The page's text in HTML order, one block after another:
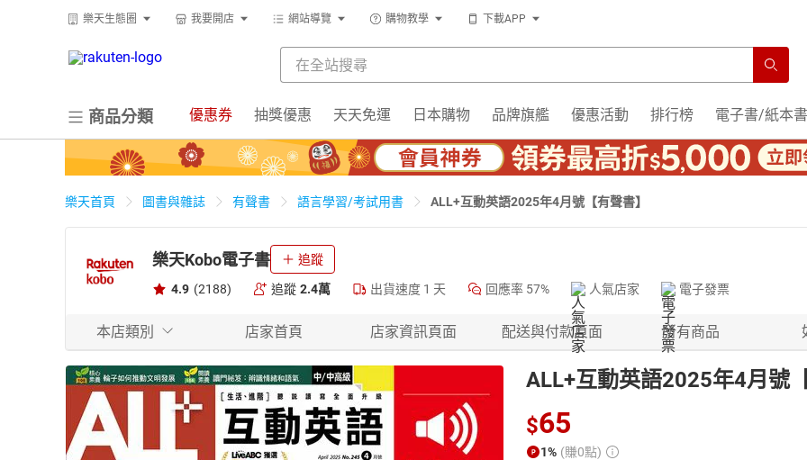
樂天生態圈 我要開店 網站導覽 購物教學 下載APP
商品分類 優惠券 抽獎優惠 天天免運 日本購物 品牌旗艦 優惠活動 排行榜 電子書/紙本書
樂天首頁 圖書與雜誌 有聲書 語言學習/考試用書 ALL+互動英語2025年4月號【有聲書】
樂天Kobo電子書 追蹤
4.9 (2188) 追蹤 2.4萬 出貨速度 1 天 回應率 57% 人氣店家 電子發票
本店類別 店家首頁 店家資訊頁面 配送與付款頁面 所有商品
ALL+互動英語2025年4月號
$65
1% (賺0點)